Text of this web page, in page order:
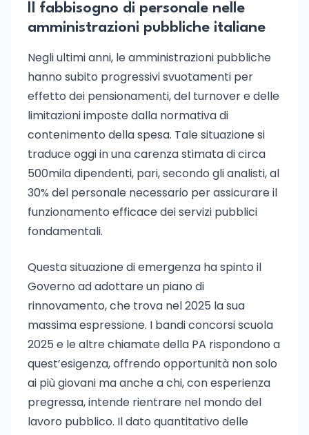
Il fabbisogno di personale nelle
amministrazioni pubbliche italiane
Negli ultimi anni, le amministrazioni pubbliche
hanno subito progressivi svuotamenti per
effetto dei pensionamenti, del turnover e delle
limitazioni imposte dalla normativa di
contenimento della spesa. Tale situazione si
traduce oggi in una carenza stimata di circa
500mila dipendenti, pari, secondo gli analisti, al
30% del personale necessario per assicurare il
funzionamento efficace dei servizi pubblici
fondamentali.
Questa situazione di emergenza ha spinto il
Governo ad adottare un piano di
rinnovamento, che trova nel 2025 la sua
massima espressione. I bandi concorsi scuola
2025 e le altre chiamate della PA rispondono a
quest’esigenza, offrendo opportunità non solo
ai più giovani ma anche a chi, con esperienza
pregressa, intende rientrare nel mondo del
lavoro pubblico. Il dato quantitativo delle